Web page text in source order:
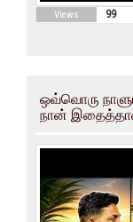
Views 99
ஒவ்வொரு
நான்